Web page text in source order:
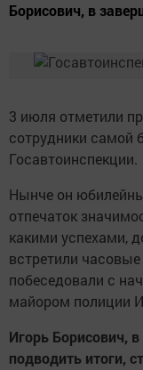
Борисович, в
3 июля отметили
сотрудники самой
Госавтоинспекции.
Нынче он
отпечаток
какими успехами,
встретили
побеседовали с
майором полиции
Игорь Борисович,
подводить итоги,